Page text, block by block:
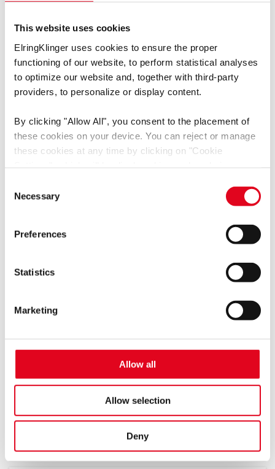
This website uses cookies
ElringKlinger uses cookies to ensure the proper
functioning of our website, to perform statistical analyses
to optimize our website and, together with third-party
providers, to personalize or display content.
By clicking "Allow All" , you consent to the placement of
these cookies on your device. You can reject or manage
these cookies at any time by clicking on "Cookie
Depending on the cookie preferences you choose, the full
functionality or personalized user experience of this
You thereby also consent to the transfer of data to third
sentence 1 a GDPR. These third countries may not have
a level of data protection comparable to that of the EU. In
and processed by local authorities and that your data
Selection
Necessary
Preferences
Statistics
Marketing
Allow all
Allow selection
Deny
技术数据表 EWP 210 [pdf]
媒体类型: 技术数据表
产品组: 密封材料
下载
Technical Data Sheet EWP 210
媒体类型: 技术数据表
下载
媒体类型: 技术数据表
下载